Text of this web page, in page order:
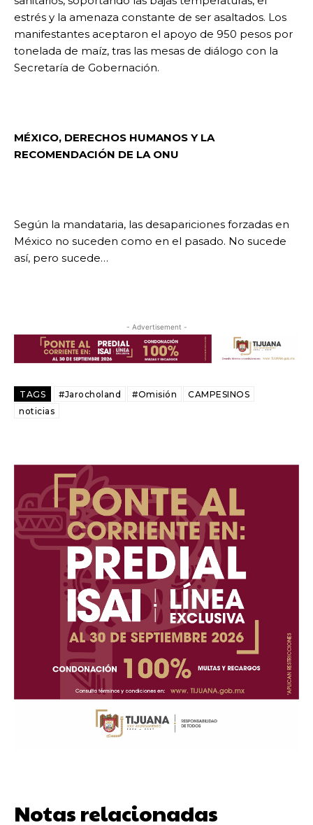
estrés y la amenaza constante de ser asaltados. Los
manifestantes aceptaron el apoyo de 950 pesos por
tonelada de maíz, tras las mesas de diálogo con la
Secretaría de Gobernación.
MÉXICO, DERECHOS HUMANOS Y LA
RECOMENDACIÓN DE LA ONU
Según la mandataria, las desapariciones forzadas en
México no suceden como en el pasado. No sucede
así, pero sucede…
- Advertisement -
TAGS #Jarocholand #Omisión
CAMPESINOS
noticias
Notas relacionadas